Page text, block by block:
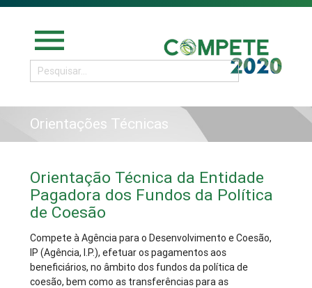
menu
Orientações Técnicas
Orientação Técnica da Entidade
Pagadora dos Fundos da Política
de Coesão
Compete à Agência para o Desenvolvimento e Coesão,
IP (Agência, I.P.), efetuar os pagamentos aos
beneficiários, no âmbito dos fundos da política de
coesão, bem como as transferências para as